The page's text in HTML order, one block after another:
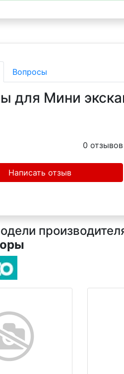
Вопросы
для Мини
0 отзывов
Написать отзыв